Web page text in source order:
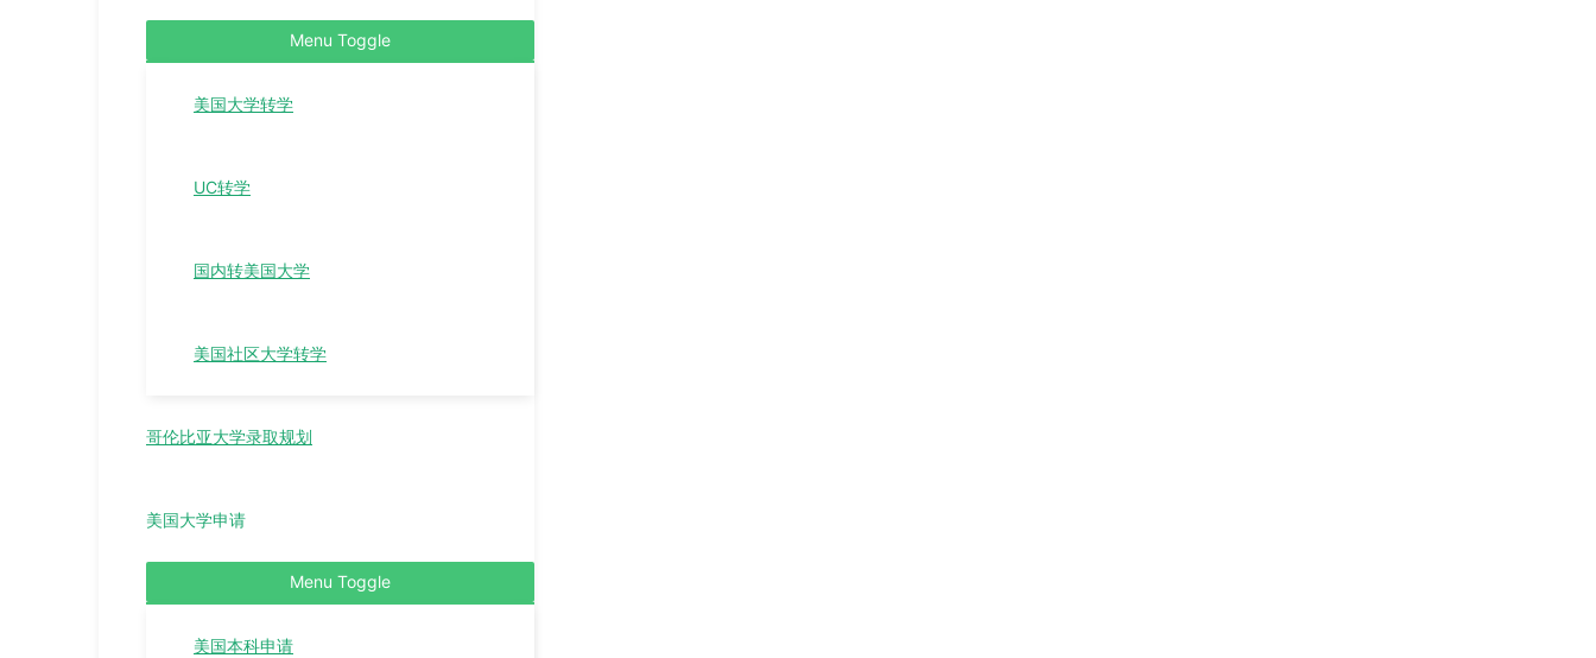
Menu Toggle
美国大学转学
UC转学
国内转美国大学
美国社区大学转学
哥伦比亚大学录取规划
美国大学申请
Menu Toggle
美国本科申请